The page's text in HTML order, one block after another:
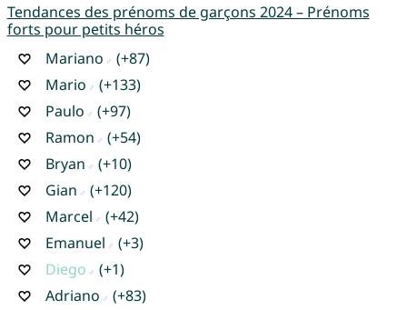
Tendances des prénoms de garçons 2024 – Prénoms
forts pour petits héros
Mariano
(+87)
Mario
(+133)
Paulo
(+97)
Ramon
(+54)
Bryan
(+10)
Gian
(+120)
Marcel
(+42)
Emanuel
(+3)
Diego
(+1)
Adriano
(+83)